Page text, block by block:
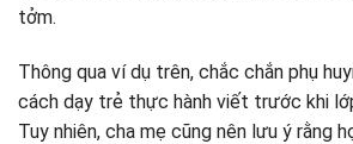
tởm.
Thông qua ví dụ trên, chắc chắn phụ
cách dạy trẻ thực hành viết trước khi
Tuy nhiên, cha mẹ cũng nên lưu ý rằng